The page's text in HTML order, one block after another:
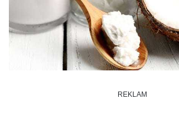
REKLAM